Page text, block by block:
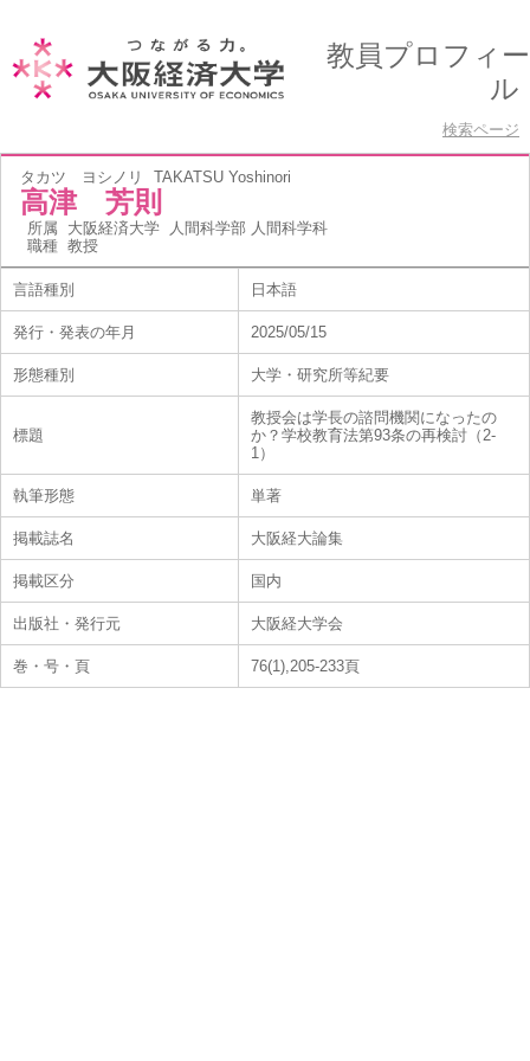
教員プロフィー
ル
検索ページ
タカツ ヨシノリ TAKATSU Yoshinori
高津 芳則
所属 大阪経済大学 人間科学部 人間科学科
職種 教授
言語種別 日本語
発行・発表の年月 2025/05/15
形態種別 大学・研究所等紀要
標題
教授会は学長の諮問機関になったの
か？学校教育法第93条の再検討（2-
1）
執筆形態 単著
掲載誌名 大阪経大論集
掲載区分 国内
出版社・発行元 大阪経大学会
巻・号・頁 76(1),205-233頁